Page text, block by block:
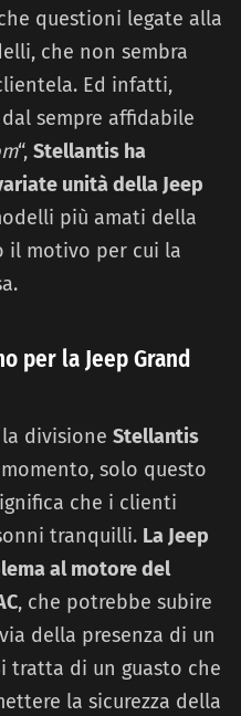
questioni legate alla
che non sembra
Ed infatti,
sempre affidabile
“, Stellantis ha
unità della Jeep
più amati della
il motivo per cui la
per la Jeep Grand
divisione Stellantis
solo questo
che i clienti
tranquilli. La Jeep
al motore del
, che potrebbe subire
della presenza di un
tratta di un guasto che
la sicurezza della